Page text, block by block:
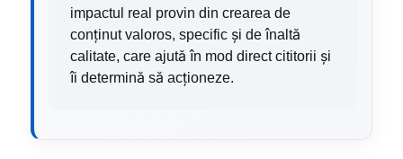
impactul real provin din crearea de
conținut valoros, specific și de înaltă
calitate, care ajută în mod direct cititorii și
îi determină să acționeze.